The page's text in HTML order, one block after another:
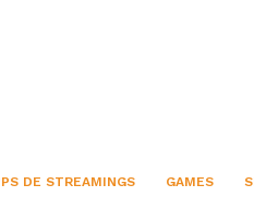
DE STREAMINGS GAMES